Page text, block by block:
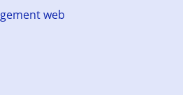
web